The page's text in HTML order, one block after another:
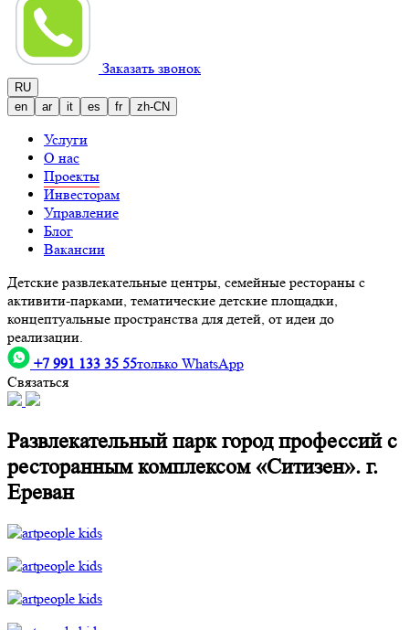
Заказать звонок
RU
en
ar it es fr zh-CN
Услуги
О нас
Проекты
Инвесторам
Управление
Блог
Вакансии
Детские развлекательные центры, семейные рестораны с
активити-парками, тематические детские площадки,
концептуальные пространства для детей, от идеи до
реализации.
+7 991 133 35 55только WhatsApp
Связаться
Развлекательный парк город профессий с
ресторанным комплексом «Ситизен». г.
Ереван